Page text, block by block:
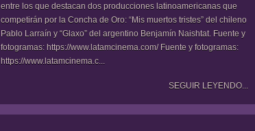
entre los que destacan dos producciones latinoamericanas que
competirán por la Concha de Oro: “Mis muertos tristes” del chileno
Pablo Larraín y “Glaxo” del argentino Benjamín Naishtat. Fuente y
fotogramas: https://www.latamcinema.com/ Fuente y fotogramas:
https://www.latamcinema.c...
SEGUIR LEYENDO...